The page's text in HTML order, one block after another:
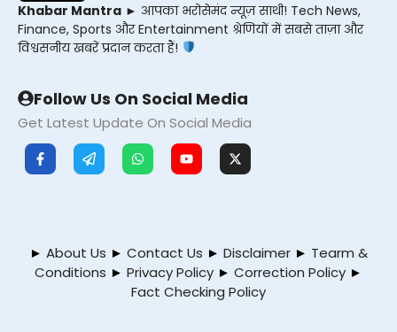
Khabar Mantra ► आपका भरोसेमंद न्यूज़ साथी! Tech News,
Finance, Sports और Entertainment श्रेणियों में सबसे ताज़ा और
विश्वसनीय खबरें प्रदान करता हैं!
Follow Us On Social Media
Get Latest Update On Social Media
► About Us ► Contact Us ► Disclaimer ► Tearm &
Conditions ► Privacy Policy ► Correction Policy ►
Fact Checking Policy